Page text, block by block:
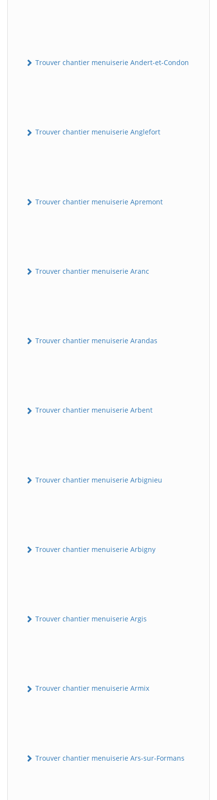
Trouver chantier menuiserie Andert-et-Condon
Trouver chantier menuiserie Anglefort
Trouver chantier menuiserie Apremont
Trouver chantier menuiserie Aranc
Trouver chantier menuiserie Arandas
Trouver chantier menuiserie Arbent
Trouver chantier menuiserie Arbignieu
Trouver chantier menuiserie Arbigny
Trouver chantier menuiserie Argis
Trouver chantier menuiserie Armix
Trouver chantier menuiserie Ars-sur-Formans